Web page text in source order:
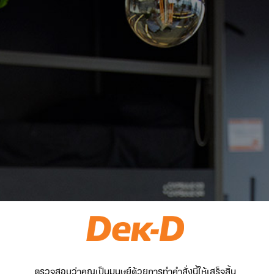
ตรวจสอบว่าคุณเป็นมนุษย์ด้วยการทำคำสั่งนี้ให้เสร็จสิ้น